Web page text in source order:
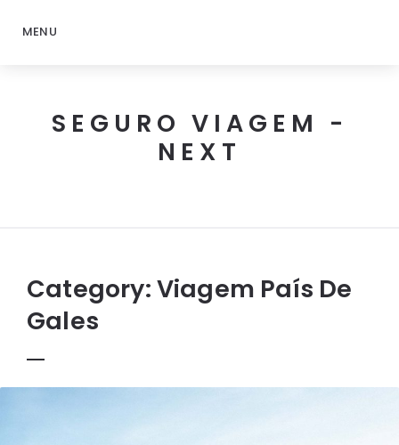
MENU
SEGURO VIAGEM -
NEXT
Category:Viagem País De
Gales